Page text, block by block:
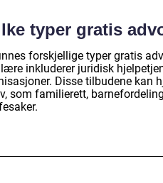
typer gratis
forskjellige typer gratis
inkluderer juridisk
Disse tilbudene kan
som familierett,